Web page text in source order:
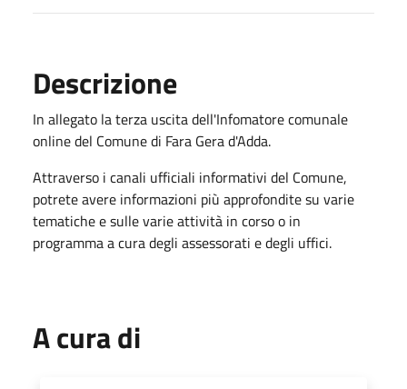
Descrizione
In allegato la terza uscita dell'Infomatore comunale
online del Comune di Fara Gera d'Adda.
Attraverso i canali ufficiali informativi del Comune,
potrete avere informazioni più approfondite su varie
tematiche e sulle varie attività in corso o in
programma a cura degli assessorati e degli uffici.
A cura di